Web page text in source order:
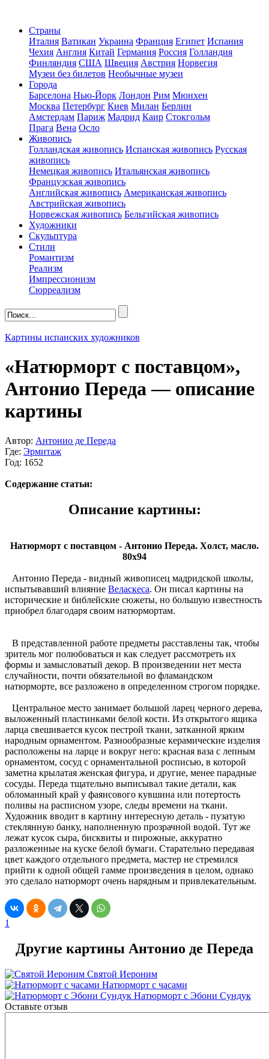
Страны
Италия Ватикан Украина Франция Египет Испания
Чехия Англия Китай Германия Россия Голландия
Финляндия США Швеция Австрия Норвегия
Музеи без билетов Необычные музеи
Города
Барселона Нью-Йорк Лондон Рим Мюнхен
Москва Петербург Киев Милан Берлин
Амстердам Париж Мадрид Каир Стокгольм
Прага Вена Осло
Живопись
Голландская живопись Испанская живопись Русская
живопись
Немецкая живопись Итальянская живопись
Французская живопись
Английская живопись Американская живопись
Австрийская живопись
Норвежская живопись Бельгийская живопись
Художники
Скульптура
Стили
Романтизм
Реализм
Импрессионизм
Сюрреализм
Картины испанских художников
«Натюрморт с поставцом»,
Антонио Переда — описание
картины
Автор: Антонио де Переда
Где: Эрмитаж
Год: 1652
Содержание статьи:
Описание картины:
Натюрморт с поставцом - Антонио Переда. Холст, масло.
80x94
Антонио Переда - видный живописец мадридской школы,
испытывавший влияние Веласкеса. Он писал картины на
исторические и библейские сюжеты, но большую известность
приобрел благодаря своим натюрмортам.
В представленной работе предметы расставлены так, чтобы
зритель мог полюбоваться и как следует рассмотреть их
формы и замысловатый декор. В произведении нет места
случайности, почти обязательной во фламандском
натюрморте, все разложено в определенном строгом порядке.
Центральное место занимает большой ларец черного дерева,
выложенный пластинками белой кости. Из открытого ящика
ларца свешивается кусок пестрой ткани, затканной ярким
народным орнаментом. Разнообразные керамические изделия
расположены на ларце и вокруг него: красная ваза с лепным
орнаментом, сосуд с орнаментальной росписью, в которой
заметна крылатая женская фигура, и другие, менее парадные
сосуды. Переда тщательно выписывал такие детали, как
обломанный край у фаянсового кувшина или потертость
поливы на расписном узоре, следы времени на ткани.
Художник вводит в картину интересную деталь - пузатую
стеклянную банку, наполненную прозрачной водой. Тут же
лежат кусок сыра, бисквиты и пирожные, аккуратно
разложенные на куске белой бумаги. Старательно передавая
цвет каждого отдельного предмета, мастер не стремился
прийти к одной общей гамме произведения в целом, однако
это сделало натюрморт очень нарядным и привлекательным.
1
Другие картины Антонио де Переда
Святой Иероним
Натюрморт с часами
Натюрморт с Эбони Сундук
Оставьте отзыв